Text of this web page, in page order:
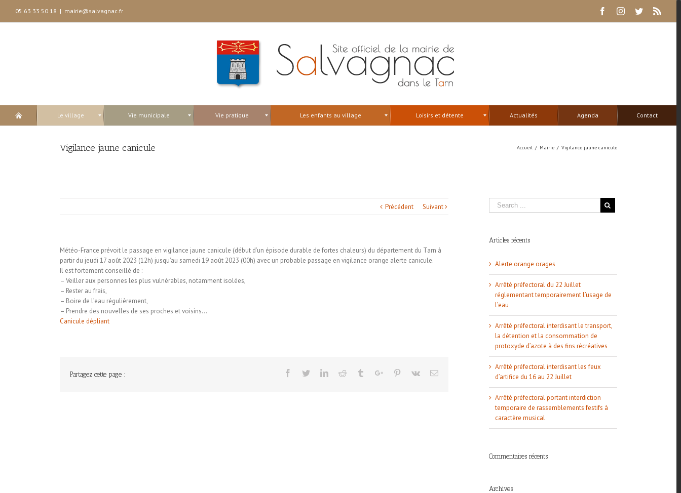
05 63 33 50 18 | mairie@salvagnac.fr FacebookInstagram
Twitter
Le village Vie municipale Vie pratique Les enfants au village Loisirs et détente Actualités Agenda Contact
Vigilance jaune canicule Accueil / Mairie / Vigilance jaune canicule
Précédent Suivant
Météo-France prévoit le passage en vigilance jaune canicule (début d’un épisode durable de fortes chaleurs) du département du Tarn à
partir du jeudi 17 août 2023 (12h) jusqu’au samedi 19 août 2023 (00h) avec un probable passage en vigilance orange alerte canicule.
Il est fortement conseillé de :
– Veiller aux personnes les plus vulnérables, notamment isolées,
– Rester au frais,
– Boire de l’eau régulièrement,
– Prendre des nouvelles de ses proches et voisins…
Canicule dépliant
Partagez cette page : Facebook
TwitterLinkedinReddit TumblrGoogle+Pinterest
Vk Email
Articles récents
Alerte orange orages
Arrêté préfectoral du 22 Juillet
réglementant temporairement l’usage de
l’eau
Arrêté préfectoral interdisant le transport,
la détention et la consommation de
protoxyde d’azote à des fins récréatives
Arrêté préfectoral interdisant les feux
d’artifice du 16 au 22 Juillet
Arrêté préfectoral portant interdiction
temporaire de rassemblements festifs à
caractère musical
Commentaires récents
Archives